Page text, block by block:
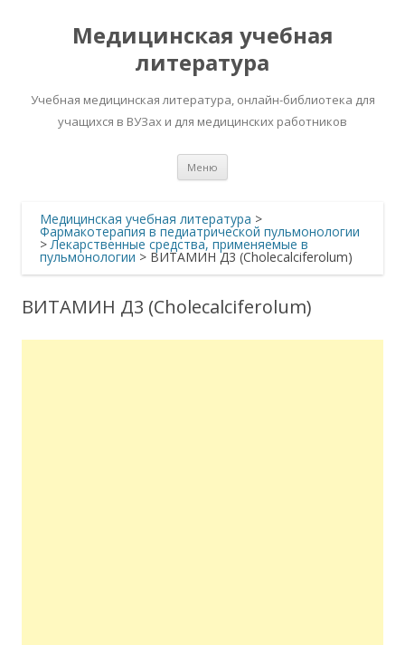
Медицинская учебная
литература
Учебная медицинская литература, онлайн-библиотека для
учащихся в ВУЗах и для медицинских работников
Меню
Медицинская учебная литература >
Фармакотерапия в педиатрической пульмонологии
>Лекарственные средства, применяемые в
пульмонологии > ВИТАМИН Д3 (Cholecalciferolum)
ВИТАМИН Д3 (Cholecalciferolum)